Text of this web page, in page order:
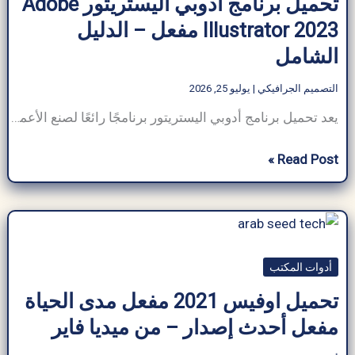
مجاناً
Illustrator 2023 مفعل – الدليل
الشامل
التصميم الجرافيكي | يوليو 25, 2026
تحميل
برنامج
اليستريتور
Illustrator
مفعل
–
Read Post »
أدوات المكتب
تحميل اوفيس 2021 مفعل مدى الحياة
مفعل أحدث إصدار – من ميديا ​​فاير